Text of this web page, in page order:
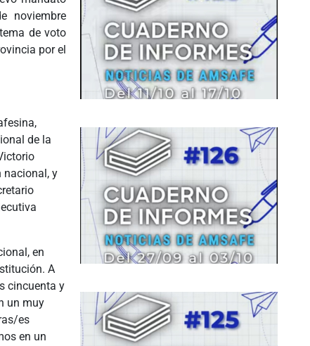
noviembre
de voto
por el
de la
nacional, y
en
A
cincuenta y
un muy
es
en un